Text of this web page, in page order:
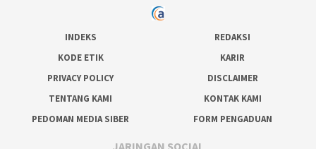
INDEKS
REDAKSI
KODE ETIK
KARIR
PRIVACY POLICY
DISCLAIMER
TENTANG KAMI
KONTAK KAMI
PEDOMAN MEDIA SIBER
FORM PENGADUAN